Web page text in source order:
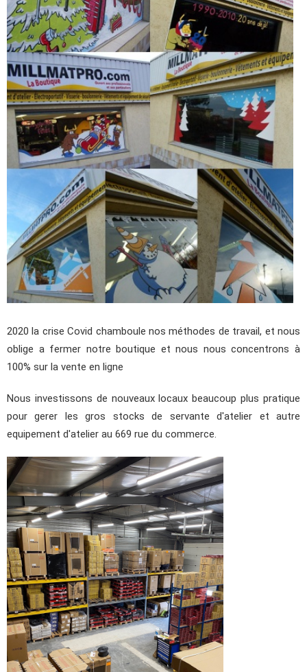
2020 la crise Covid chamboule nos méthodes de travail, et nous
oblige a fermer notre boutique et nous nous concentrons à
100% sur la vente en ligne
Nous investissons de nouveaux locaux beaucoup plus pratique
pour gerer les gros stocks de servante d'atelier et autre
equipement d'atelier au 669 rue du commerce.